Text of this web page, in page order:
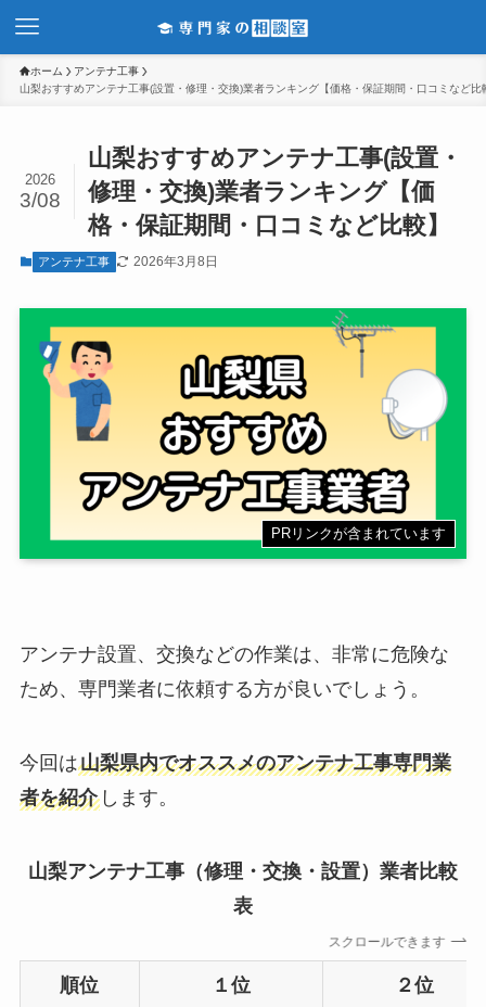
ホーム
アンテナ工事
山梨おすすめアンテナ工事(設置・修理・交換)業者ランキング【価格・保証期間・口コミなど比
山梨おすすめアンテナ工事(設置・
修理・交換)業者ランキング【価
格・保証期間・口コミなど比較】
2026
3/08
アンテナ工事 2026年3月8日
PRリンクが含まれています
アンテナ設置、交換などの作業は、非常に危険な
ため、専門業者に依頼する方が良いでしょう。
今回は山梨県内でオススメのアンテナ工事専門業
者を紹介します。
山梨アンテナ工事（修理・交換・設置）業者比較
表
スクロールできます
順位 １位 ２位